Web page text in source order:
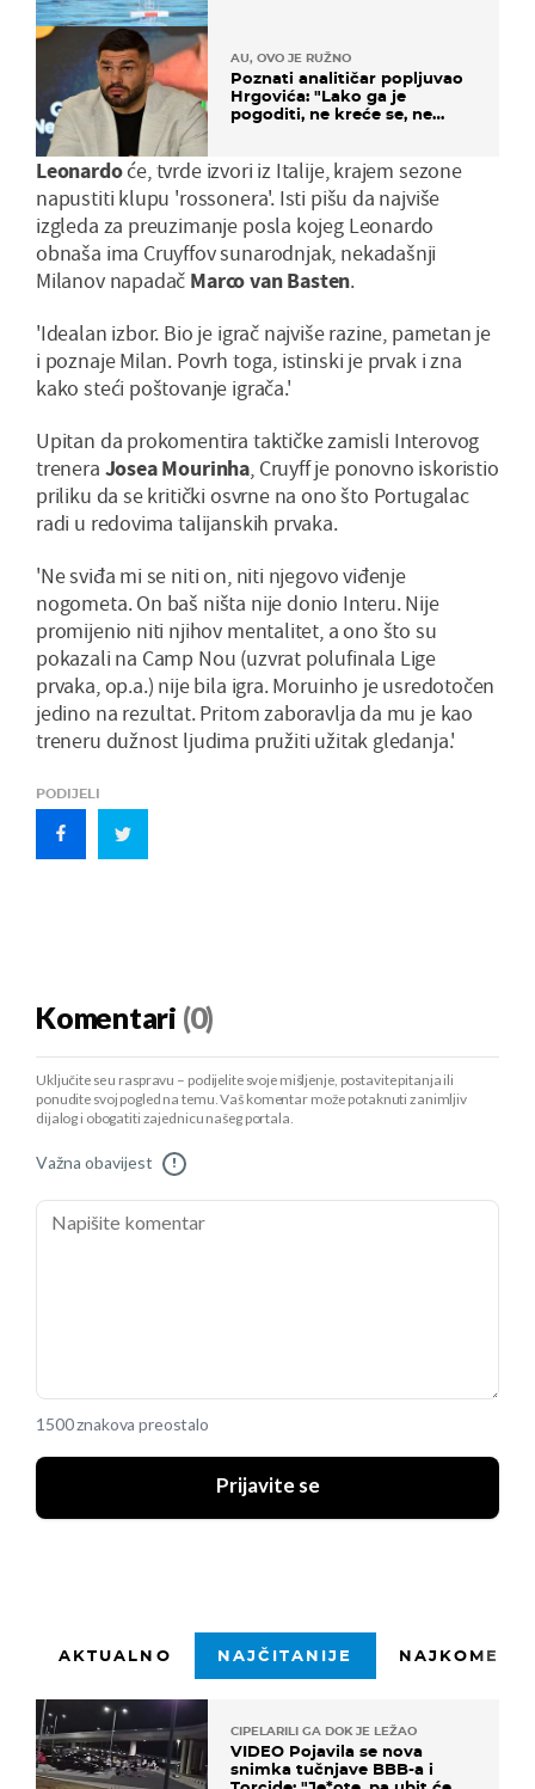
AU, OVO JE RUŽNO
Poznati analitičar popljuvao
Hrgovića: "Lako ga je
pogoditi, ne kreće se, ne
Leonardoće, tvrde izvori iz Italije, krajem sezone
napustiti klupu 'rossonera'. Isti pišu da najviše
izgleda za preuzimanje posla kojeg Leonardo
obnaša ima Cruyffov sunarodnjak, nekadašnji
Milanov napadač Marco van Basten.
'Idealan izbor. Bio je igrač najviše razine, pametan je
i poznaje Milan. Povrh toga, istinski je prvak i zna
kako steći poštovanje igrača.'
Upitan da prokomentira taktičke zamisli Interovog
trenera Josea Mourinha, Cruyff je ponovno iskoristio
priliku da se kritički osvrne na ono što Portugalac
radi u redovima talijanskih prvaka.
'Ne sviđa mi se niti on, niti njegovo viđenje
nogometa. On baš ništa nije donio Interu. Nije
promijenio niti njihov mentalitet, a ono što su
pokazali na Camp Nou (uzvrat polufinala Lige
prvaka, op.a.) nije bila igra. Moruinho je usredotočen
jedino na rezultat. Pritom zaboravlja da mu je kao
treneru dužnost ljudima pružiti užitak gledanja.'
PODIJELI
Komentari (0)
Uključite se u raspravu – podijelite svoje mišljenje, postavite pitanja ili
ponudite svoj pogled na temu. Vaš komentar može potaknuti zanimljiv
dijalog i obogatiti zajednicu našeg portala.
Važna obavijest !
1500 znakova preostalo
Prijavite se
AKTUALNO NAJČITANIJE
CIPELARILI GA DOK JE LEŽAO
VIDEO Pojavila se nova
snimka tučnjave BBB-a i